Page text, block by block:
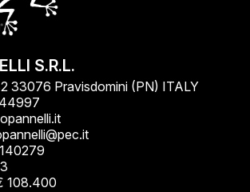
S.R.L.
33076 Pravisdomini (PN) ITALY
108.400